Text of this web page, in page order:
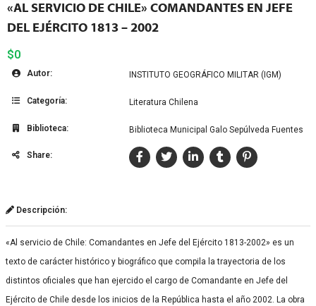
«AL SERVICIO DE CHILE» COMANDANTES EN JEFE
DEL EJÉRCITO 1813 – 2002
$0
Autor: INSTITUTO GEOGRÁFICO MILITAR (IGM)
Categoría: Literatura Chilena
Biblioteca: Biblioteca Municipal Galo Sepúlveda Fuentes
Share:
Descripción:
«Al servicio de Chile: Comandantes en Jefe del Ejército 1813-2002» es un
texto de carácter histórico y biográfico que compila la trayectoria de los
distintos oficiales que han ejercido el cargo de Comandante en Jefe del
Ejército de Chile desde los inicios de la República hasta el año 2002. La obra